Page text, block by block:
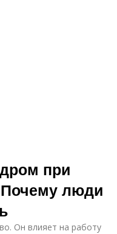
при
Почему люди
Он влияет на работу